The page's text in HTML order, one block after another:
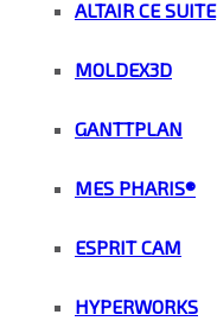
ALTAIR CE SUITE
MOLDEX3D
GANTTPLAN
MES PHARIS®
ESPRIT CAM
HYPERWORKS